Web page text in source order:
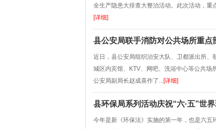
全生产隐患大排查大整治活动。此次活动，
[详细]
县公安局联手消防对公共场所重点
近日，县公安局组织治安大队、卫都派出所
城区内宾馆、KTV、网吧、洗浴中心等公共场
公安局副局长赵成喜作了...[详细]
县环保局系列活动庆祝“六·五”世界
今年是新《环保法》实施的第一年，也是六